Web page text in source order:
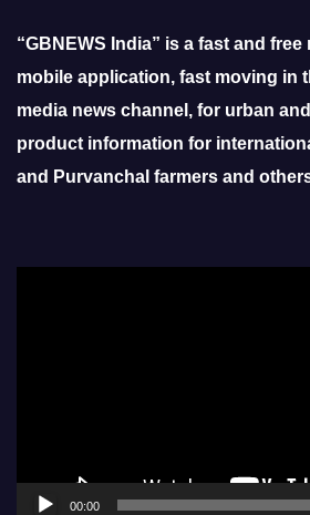
“GBNEWS India” is a fast and free
mobile application, fast moving in
media news channel, for urban
product information for
and Purvanchal farmers and
00:00